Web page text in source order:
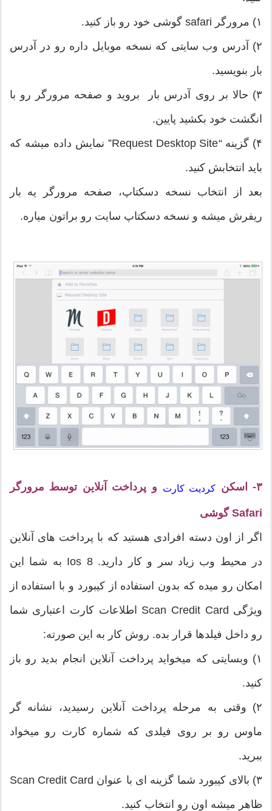
۱) مرورگر safari گوشی خود رو باز کنید.
۲) آدرس وب سایتی که نسخه موبایل داره رو در آدرس
بار بنویسید.
۳) حالا بر روی آدرس بار بروید و صفحه مرورگر رو با
انگشت خود بکشید پایین.
۴) گزینه “Request Desktop Site” نمایش داده میشه که
باید انتخابش کنید.
بعد از انتخاب نسخه دسکتاپ، صفحه مرورگر یه بار
ریفرش میشه و نسخه دسکتاپ سایت رو براتون میاره.
۳- اسکن کردیت کارت و پرداخت آنلاین توسط مرورگر
Safari گوشی
اگر از اون دسته افرادی هستید که با پرداخت های آنلاین
در محیط وب زیاد سر و کار دارید. Ios 8 به شما این
امکان رو میده که بدون استفاده از کیبورد و با استفاده از
ویژگی Scan Credit Card اطلاعات کارت اعتباری شما
رو داخل فیلدها قرار بده. روش کار به این صورته:
۱) وبسایتی که میخواید پرداخت آنلاین انجام بدید رو باز
کنید.
۲) وقتی به مرحله پرداخت آنلاین رسیدید، نشانه گر
ماوس رو بر روی فیلدی که شماره کارت رو میخواد
ببرید.
۳) بالای کیبورد شما گزینه ای با عنوان Scan Credit Card
ظاهر میشه اون رو انتخاب کنید.